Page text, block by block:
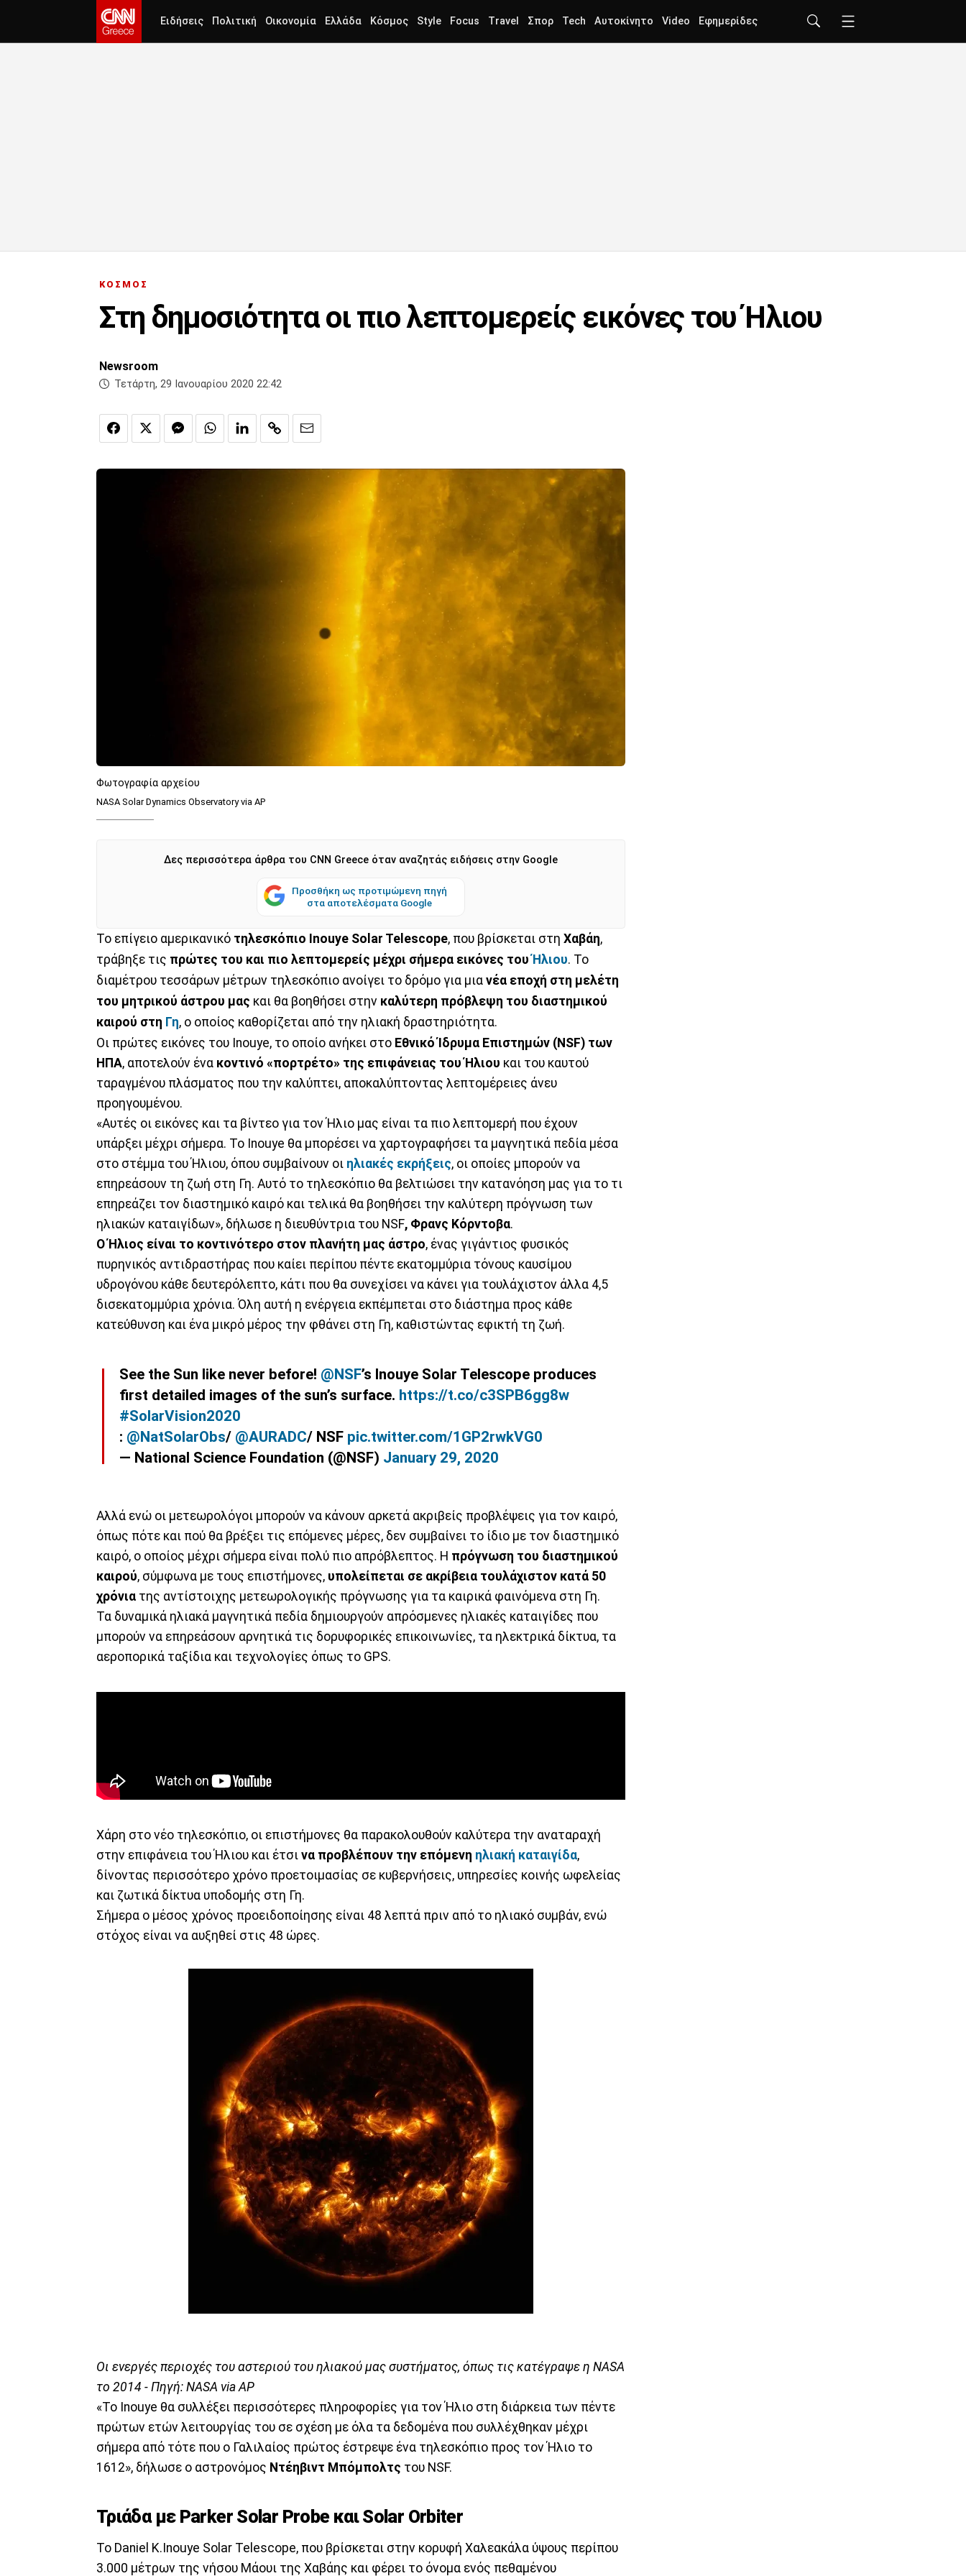
Ειδήσεις Πολιτική Οικονομία Ελλάδα Κόσμος Style Focus Travel Σπορ Tech Αυτοκίνητο Video Εφημερίδες
ΚΟΣΜΟΣ
Στη δημοσιότητα οι πιο λεπτομερείς εικόνες του Ήλιου
Newsroom
Τετάρτη, 29 Ιανουαρίου 2020 22:42
Φωτογραφία αρχείου
NASA Solar Dynamics Observatory via AP
Δες περισσότερα άρθρα του CNN Greece όταν αναζητάς ειδήσεις στην Google
Προσθήκη ως προτιμώμενη πηγή
στα αποτελέσματα Google
Το επίγειο αμερικανικό τηλεσκόπιο Inouye Solar Telescope, που βρίσκεται στη Χαβάη,
τράβηξε τις πρώτες του και πιο λεπτομερείς μέχρι σήμερα εικόνες τουΉλιου. Το
διαμέτρου τεσσάρων μέτρων τηλεσκόπιο ανοίγει το δρόμο για μια νέα εποχή στη μελέτη
του μητρικού άστρου μας και θα βοηθήσει στην καλύτερη πρόβλεψη του διαστημικού
καιρού στη Γη, ο οποίος καθορίζεται από την ηλιακή δραστηριότητα.
Οι πρώτες εικόνες του Inouye, το οποίο ανήκει στο Εθνικό Ίδρυμα Επιστημών (NSF) των
ΗΠΑ, αποτελούν ένα κοντινό «πορτρέτο» της επιφάνειας του Ήλιου και του καυτού
ταραγμένου πλάσματος που την καλύπτει, αποκαλύπτοντας λεπτομέρειες άνευ
προηγουμένου.
«Αυτές οι εικόνες και τα βίντεο για τον Ήλιο μας είναι τα πιο λεπτομερή που έχουν
υπάρξει μέχρι σήμερα. To Inouye θα μπορέσει να χαρτογραφήσει τα μαγνητικά πεδία μέσα
στο στέμμα του Ήλιου, όπου συμβαίνουν οι ηλιακές εκρήξεις, οι οποίες μπορούν να
επηρεάσουν τη ζωή στη Γη. Αυτό το τηλεσκόπιο θα βελτιώσει την κατανόηση μας για το τι
επηρεάζει τον διαστημικό καιρό και τελικά θα βοηθήσει την καλύτερη πρόγνωση των
ηλιακών καταιγίδων», δήλωσε η διευθύντρια του NSF, Φρανς Κόρντοβα.
Ο Ήλιος είναι το κοντινότερο στον πλανήτη μας άστρο, ένας γιγάντιος φυσικός
πυρηνικός αντιδραστήρας που καίει περίπου πέντε εκατομμύρια τόνους καυσίμου
υδρογόνου κάθε δευτερόλεπτο, κάτι που θα συνεχίσει να κάνει για τουλάχιστον άλλα 4,5
δισεκατομμύρια χρόνια. Όλη αυτή η ενέργεια εκπέμπεται στο διάστημα προς κάθε
κατεύθυνση και ένα μικρό μέρος την φθάνει στη Γη, καθιστώντας εφικτή τη ζωή.
See the Sun like never before! @NSF’s Inouye Solar Telescope produces
first detailed images of the sun’s surface. https://t.co/c3SPB6gg8w
#SolarVision2020
: @NatSolarObs/ @AURADC/ NSF pic.twitter.com/1GP2rwkVG0
— National Science Foundation (@NSF) January 29, 2020
Αλλά ενώ οι μετεωρολόγοι μπορούν να κάνουν αρκετά ακριβείς προβλέψεις για τον καιρό,
όπως πότε και πού θα βρέξει τις επόμενες μέρες, δεν συμβαίνει το ίδιο με τον διαστημικό
καιρό, ο οποίος μέχρι σήμερα είναι πολύ πιο απρόβλεπτος. Η πρόγνωση του διαστημικού
καιρού, σύμφωνα με τους επιστήμονες, υπολείπεται σε ακρίβεια τουλάχιστον κατά 50
χρόνια της αντίστοιχης μετεωρολογικής πρόγνωσης για τα καιρικά φαινόμενα στη Γη.
Τα δυναμικά ηλιακά μαγνητικά πεδία δημιουργούν απρόσμενες ηλιακές καταιγίδες που
μπορούν να επηρεάσουν αρνητικά τις δορυφορικές επικοινωνίες, τα ηλεκτρικά δίκτυα, τα
αεροπορικά ταξίδια και τεχνολογίες όπως το GPS.
Χάρη στο νέο τηλεσκόπιο, οι επιστήμονες θα παρακολουθούν καλύτερα την αναταραχή
στην επιφάνεια του Ήλιου και έτσι να προβλέπουν την επόμενη ηλιακή καταιγίδα,
δίνοντας περισσότερο χρόνο προετοιμασίας σε κυβερνήσεις, υπηρεσίες κοινής ωφελείας
και ζωτικά δίκτυα υποδομής στη Γη.
Σήμερα ο μέσος χρόνος προειδοποίησης είναι 48 λεπτά πριν από το ηλιακό συμβάν, ενώ
στόχος είναι να αυξηθεί στις 48 ώρες.
Οι ενεργές περιοχές του αστεριού του ηλιακού μας συστήματος, όπως τις κατέγραψε η NASA
το 2014 - Πηγή: NASA via AP
«Το Inouye θα συλλέξει περισσότερες πληροφορίες για τον Ήλιο στη διάρκεια των πέντε
πρώτων ετών λειτουργίας του σε σχέση με όλα τα δεδομένα που συλλέχθηκαν μέχρι
σήμερα από τότε που ο Γαλιλαίος πρώτος έστρεψε ένα τηλεσκόπιο προς τον Ήλιο το
1612», δήλωσε ο αστρονόμος Ντέηβιντ Μπόμπολτς του NSF.
Τριάδα με Parker Solar Probe και Solar Orbiter
Το Daniel K.Inouye Solar Telescope, που βρίσκεται στην κορυφή Χαλεακάλα ύψους περίπου
3.000 μέτρων της νήσου Μάουι της Χαβάης και φέρει το όνομα ενός πεθαμένου